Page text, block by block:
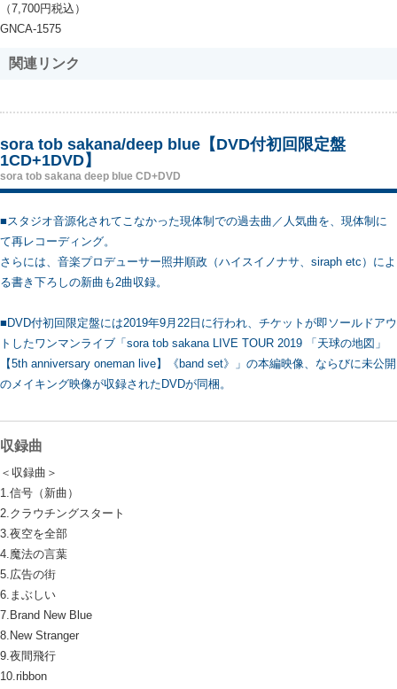
（7,700円税込）
GNCA-1575
関連リンク
sora tob sakana/deep blue【DVD付初回限定盤
1CD+1DVD】
sora tob sakana deep blue CD+DVD
■スタジオ音源化されてこなかった現体制での過去曲／人気曲を、現体制に
て再レコーディング。
さらには、音楽プロデューサー照井順政（ハイスイノナサ、siraph etc）によ
る書き下ろしの新曲も2曲収録。
■DVD付初回限定盤には2019年9月22日に行われ、チケットが即ソールドアウ
トしたワンマンライブ「sora tob sakana LIVE TOUR 2019 「天球の地図」
【5th anniversary oneman live】《band set》」の本編映像、ならびに未公開
のメイキング映像が収録されたDVDが同梱。
収録曲
＜収録曲＞
1.信号（新曲）
2.クラウチングスタート
3.夜空を全部
4.魔法の言葉
5.広告の街
6.まぶしい
7.Brand New Blue
8.New Stranger
9.夜間飛行
10.ribbon